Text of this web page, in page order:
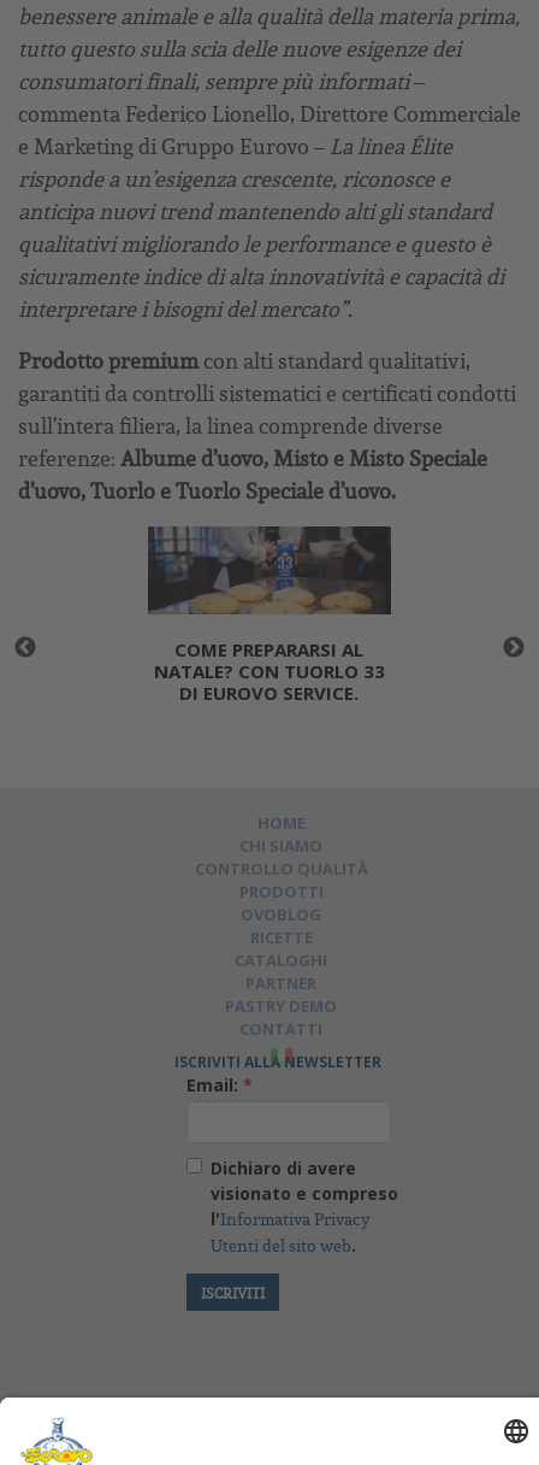
benessere animale e alla qualità della materia prima,
tutto questo sulla scia delle nuove esigenze dei
consumatori finali, sempre più informati–
commenta Federico Lionello, Direttore Commerciale
e Marketing di Gruppo Eurovo – La linea Élite
risponde a un’esigenza crescente, riconosce e
anticipa nuovi trend mantenendo alti gli standard
qualitativi migliorando le performance e questo è
sicuramente indice di alta innovatività e capacità di
interpretare i bisogni del mercato”.
Prodotto premiumcon alti standard qualitativi,
garantiti da controlli sistematici e certificati condotti
sull’intera filiera, la linea comprende diverse
referenze: Albume d’uovo, Misto e Misto Speciale
d’uovo, Tuorlo e Tuorlo Speciale d’uovo.
COME PREPARARSI AL
NATALE? CON TUORLO 33
DI EUROVO SERVICE.
HOME
CHI SIAMO
CONTROLLO QUALITÀ
PRODOTTI
OVOBLOG
RICETTE
CATALOGHI
PARTNER
PASTRY DEMO
CONTATTI
ISCRIVITI ALLA NEWSLETTER
Email:*
Dichiaro di avere
visionato e compreso
l'Informativa Privacy
Utenti del sito web.